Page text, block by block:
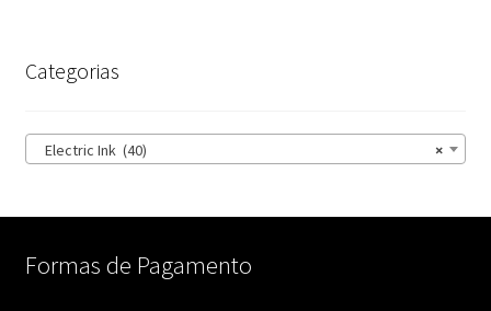
Categorias
×
Electric Ink (40)
Formas de Pagamento